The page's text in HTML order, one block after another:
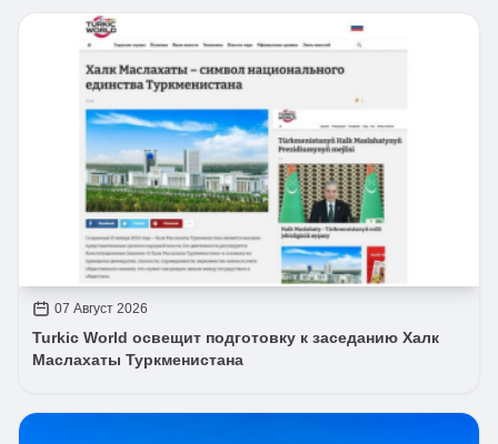
07 Август 2026
Turkic World освещит подготовку к заседанию Халк
Маслахаты Туркменистана